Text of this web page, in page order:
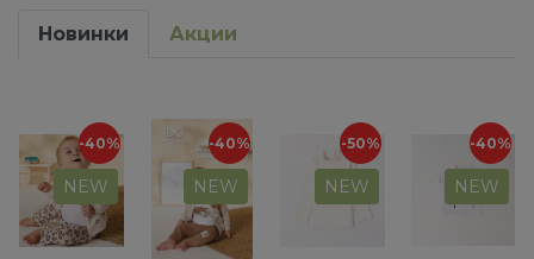
Новинки Акции
-40%
NEW
-40%
NEW
-50%
NEW
-40%
NEW